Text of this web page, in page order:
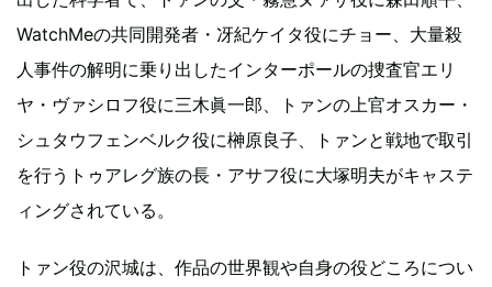
WatchMeの共同開発者・冴紀ケイタ役にチョー、大量殺
人事件の解明に乗り出したインターポールの捜査官エリ
ヤ・ヴァシロフ役に三木眞一郎、トァンの上官オスカー・
シュタウフェンベルク役に榊原良子、トァンと戦地で取引
を行うトゥアレグ族の長・アサフ役に大塚明夫がキャステ
ィングされている。
トァン役の沢城は、作品の世界観や自身の役どころについ